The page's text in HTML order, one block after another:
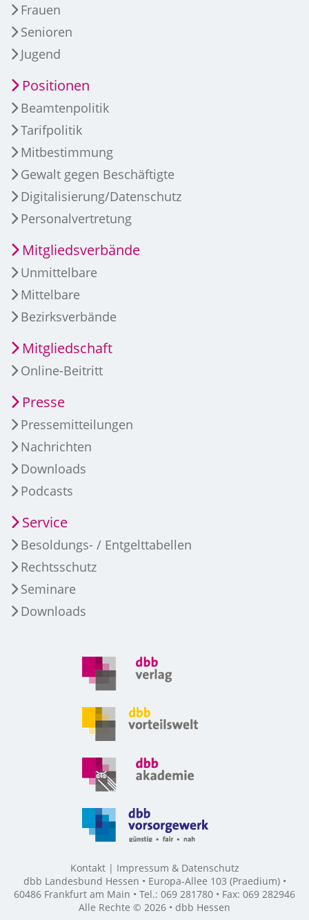
Frauen
Senioren
Jugend
Positionen
Beamtenpolitik
Tarifpolitik
Mitbestimmung
Gewalt gegen Beschäftigte
Digitalisierung/Datenschutz
Personalvertretung
Mitgliedsverbände
Unmittelbare
Mittelbare
Bezirksverbände
Mitgliedschaft
Online-Beitritt
Presse
Pressemitteilungen
Nachrichten
Downloads
Podcasts
Service
Besoldungs- / Entgelttabellen
Rechtsschutz
Seminare
Downloads
Kontakt
Impressum & Datenschutz
dbb Landesbund Hessen • Europa-Allee 103 (Praedium) •
60486 Frankfurt am Main • Tel.: 069 281780 • Fax: 069 282946
Alle Rechte © 2026 • dbb Hessen